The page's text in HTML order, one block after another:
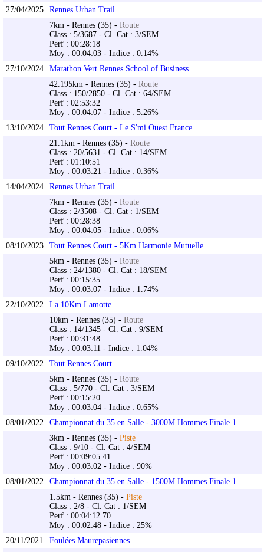
27/04/2025
Rennes Urban Trail
7km - Rennes (35) - Route
Class : 5/3687 - Cl. Cat : 3/SEM
Perf : 00:28:18
Moy : 00:04:03 - Indice : 0.14%
27/10/2024
Marathon Vert Rennes School of Business
42.195km - Rennes (35) - Route
Class : 150/2850 - Cl. Cat : 64/SEM
Perf : 02:53:32
Moy : 00:04:07 - Indice : 5.26%
13/10/2024
Tout Rennes Court - Le S'mi Ouest France
21.1km - Rennes (35) - Route
Class : 20/5631 - Cl. Cat : 14/SEM
Perf : 01:10:51
Moy : 00:03:21 - Indice : 0.36%
14/04/2024
Rennes Urban Trail
7km - Rennes (35) - Route
Class : 2/3508 - Cl. Cat : 1/SEM
Perf : 00:28:38
Moy : 00:04:05 - Indice : 0.06%
08/10/2023
Tout Rennes Court - 5Km Harmonie Mutuelle
5km - Rennes (35) - Route
Class : 24/1380 - Cl. Cat : 18/SEM
Perf : 00:15:35
Moy : 00:03:07 - Indice : 1.74%
22/10/2022
La 10Km Lamotte
10km - Rennes (35) - Route
Class : 14/1345 - Cl. Cat : 9/SEM
Perf : 00:31:48
Moy : 00:03:11 - Indice : 1.04%
09/10/2022
Tout Rennes Court
5km - Rennes (35) - Route
Class : 5/770 - Cl. Cat : 3/SEM
Perf : 00:15:20
Moy : 00:03:04 - Indice : 0.65%
08/01/2022
Championnat du 35 en Salle - 3000M Hommes Finale 1
3km - Rennes (35) - Piste
Class : 9/10 - Cl. Cat : 4/SEM
Perf : 00:09:05.41
Moy : 00:03:02 - Indice : 90%
08/01/2022
Championnat du 35 en Salle - 1500M Hommes Finale 1
1.5km - Rennes (35) - Piste
Class : 2/8 - Cl. Cat : 1/SEM
Perf : 00:04:12.70
Moy : 00:02:48 - Indice : 25%
20/11/2021
Foulées Maurepasiennes